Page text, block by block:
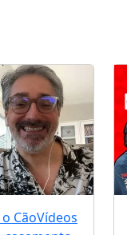
CãoVídeos